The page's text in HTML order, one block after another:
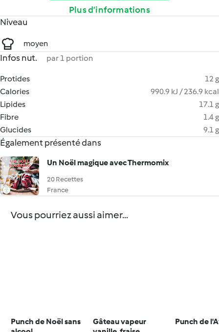
Plus d’informations
Niveau
moyen
Infos nut. par 1 portion
Protides
12 g
Calories
990.9 kJ / 236.9 kcal
Lipides
17.1 g
Fibre
1.4 g
Glucides
9.1 g
Également présenté dans
Un Noël magique avec Thermomix
20 Recettes
France
Vous pourriez aussi aimer...
Punch de Noël sans
Gâteau vapeur
Punch de